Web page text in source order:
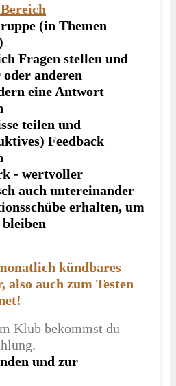
(in Themen
Fragen stellen und
anderen
eine Antwort
teilen und
Feedback
- wertvoller
auch untereinander
erhalten, um
kündbares
auch zum Testen
Klub bekommst du
und zur